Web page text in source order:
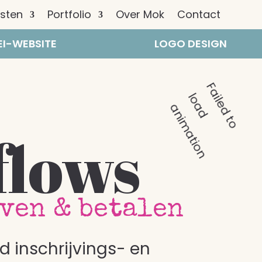
Portfolio Over Mok
Contact
WEBSITE LOGO DESIGN
F
a
i
l
e
d
t
o
lo
a
d
an
i
m
a
t
i
o
n
& betalen
inschrijvings- en